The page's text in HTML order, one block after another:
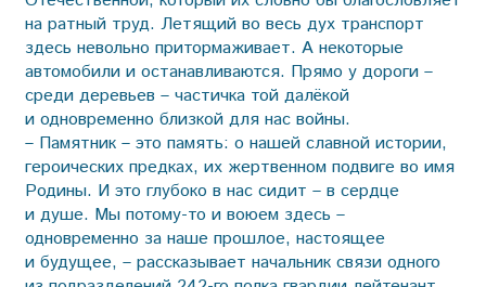
на ратный труд. Летящий во весь дух транспорт
здесь невольно притормаживает. А некоторые
автомобили и останавливаются. Прямо у дороги –
среди деревьев – частичка той далёкой
и одновременно близкой для нас войны.
– Памятник – это память: о нашей славной истории,
героических предках, их жертвенном подвиге во имя
Родины. И это глубоко в нас сидит – в сердце
и душе. Мы потому-то и воюем здесь –
одновременно за наше прошлое, настоящее
и будущее, – рассказывает начальник связи одного